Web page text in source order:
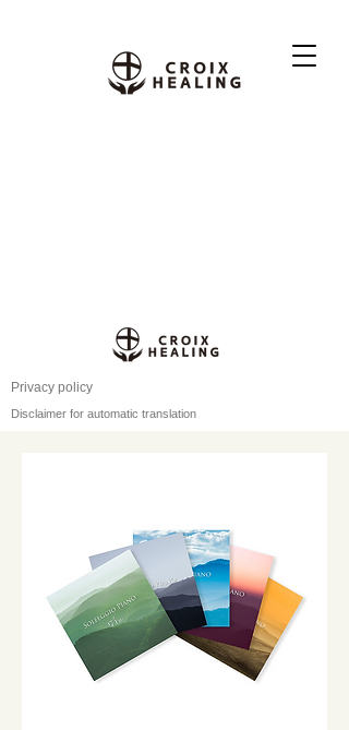
Privacy policy
Disclaimer for automatic translation